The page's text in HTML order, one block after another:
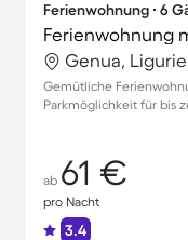
Ferienwohnung ∙ 6
Genua,
Gemütliche
Parkmöglichkeit für bis
ab 61 €
pro Nacht
3.4